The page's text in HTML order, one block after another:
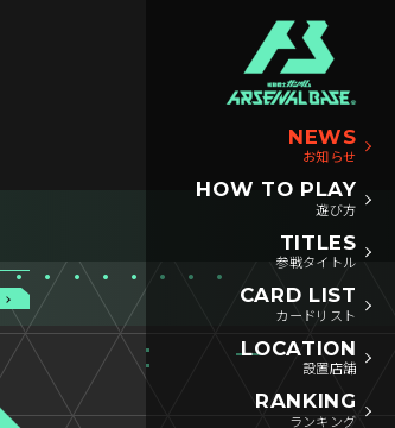
NEWS
お知らせ
HOW TO PLAY
遊び方
TITLES
参戦タイトル
CARD LIST
カードリスト
LOCATION
設置店舗
RANKING
ランキング